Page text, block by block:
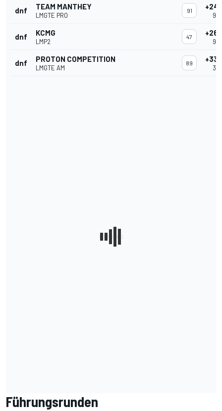
dnf TEAM MANTHEY
LMGTE PRO
91
dnf KCMG
LMP2
47
dnf PROTON COMPETITION
LMGTE AM
89
Führungsrunden